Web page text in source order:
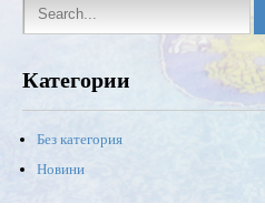
Категории
Без категория
Новини